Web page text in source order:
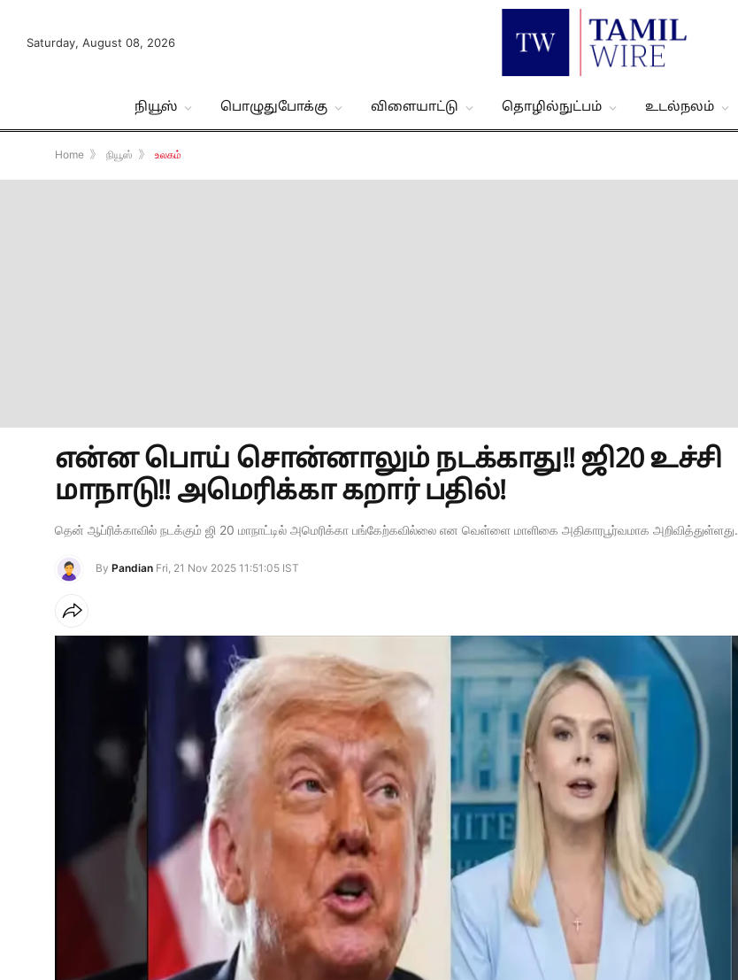
Saturday, August 08, 2026
நியூஸ் பொழுதுபோக்கு விளையாட்டு தொழில்நுட்பம் உடல்நலம்
Home 》 நியூஸ் 》 உலகம்
என்ன பொய் சொன்னாலும் நடக்காது!! ஜி20 உச்சி
மாநாடு!! அமெரிக்கா கறார் பதில்!
தென் ஆப்ரிக்காவில் நடக்கும் ஜி 20 மாநாட்டில் அமெரிக்கா பங்கேற்கவில்லை என வெள்ளை மாளிகை அதிகாரபூர்வமாக அறிவித்துள்ளது.
By Pandian Fri, 21 Nov 2025 11:51:05 IST